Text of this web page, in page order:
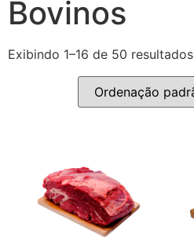
Bovinos
Exibindo 1–16 de 50 resultados